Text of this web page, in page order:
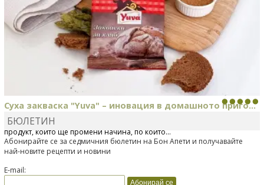
Суха закваска "Yuva" – иновация в домашното приго...
Отскоро Лесафр България стартира предлагането на изцяло нов
продукт, който ще промени начина, по който...
БЮЛЕТИН
Абонирайте се за седмичния бюлетин на Бон Апети и получавайте
най-новите рецепти и новини
E-mail: